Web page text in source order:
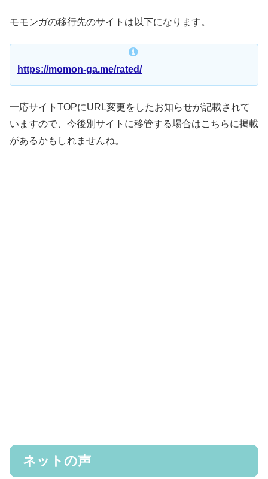
モモンガの移行先のサイトは以下になります。
https://momon-ga.me/rated/
一応サイトTOPにURL変更をしたお知らせが記載されて
いますので、今後別サイトに移管する場合はこちらに掲載
があるかもしれませんね。
ネットの声